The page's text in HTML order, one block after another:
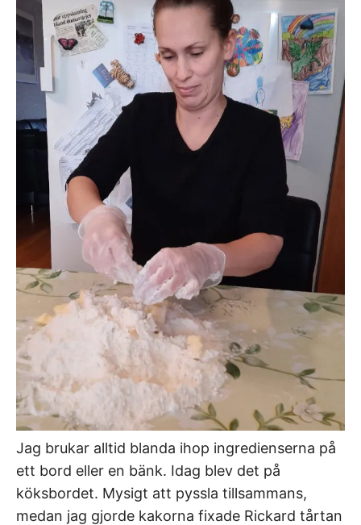
Jag brukar alltid blanda ihop ingredienserna på
ett bord eller en bänk. Idag blev det på
köksbordet. Mysigt att pyssla tillsammans,
medan jag gjorde kakorna fixade Rickard tårtan